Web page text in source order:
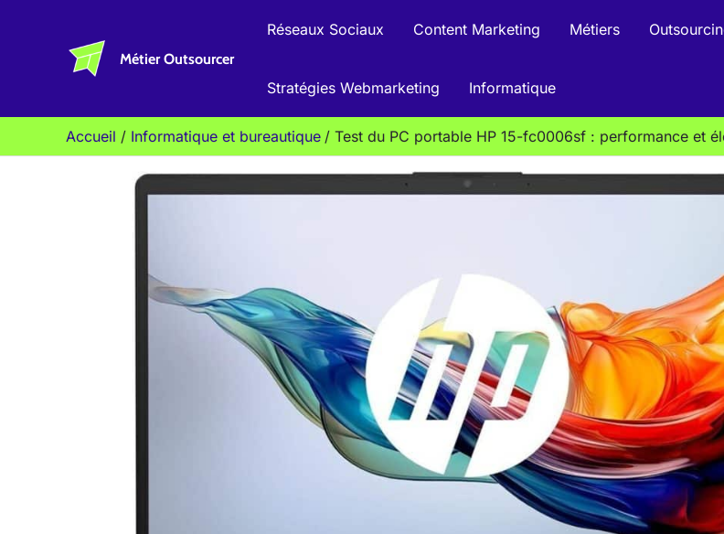
Métier Outsourcer
Réseaux Sociaux Content Marketing Métiers
Stratégies Webmarketing Informatique
Accueil Informatique et bureautique Test du PC portable HP 15-fc0006sf : performance et